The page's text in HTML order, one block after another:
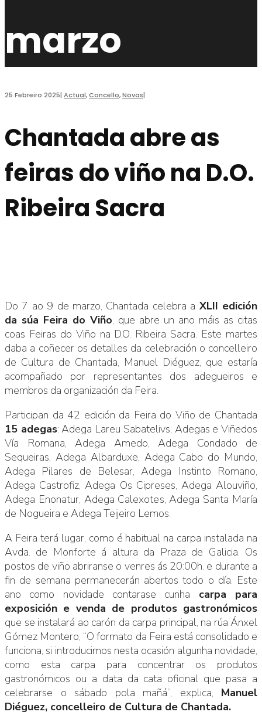
marzo
25 Febreiro 2025| Actual,Concello,Novas|
Chantada abre as
feiras do viño na D.O.
Ribeira Sacra
Do 7 ao 9 de marzo, Chantada celebra a XLII edición
da súa Feira do Viño, que abre un ano máis as citas
coas Feiras do Viño na D.O. Ribeira Sacra. Este martes
daba a coñecer os detalles da celebración o concelleiro
de Cultura de Chantada, Manuel Diéguez, que estaría
acompañado por representantes dos adegueiros e
membros da organización da Feira.
Participan da 42 edición da Feira do Viño de Chantada
15 adegas: Adega Lareu Sabatelivs, Adegas e Viñedos
Vía Romana, Adega Amedo, Adega Condado de
Sequeiras, Adega Albarduxe, Adega Cabo do Mundo,
Adega Pilares de Belesar, Adega Instinto Romano,
Adega Castrofiz, Adega Os Cipreses, Adega Alouviño,
Adega Enonatur, Adega Calexotes, Adega Santa María
de Nogueira e Adega Teijeiro Lemos.
A Feira terá lugar, como é habitual na carpa instalada na
Avda. de Monforte á altura da Praza de Galicia. Os
postos de viño abriranse o venres ás 20:00h. e durante a
fin de semana permanecerán abertos todo o día. Este
ano como novidade contarase cunha carpa para
exposición e venda de produtos gastronómicos
que se instalará ao carón da carpa principal, na rúa Ánxel
Gómez Montero, “O formato da Feira está consolidado e
funciona, si introducimos nesta ocasión algunha novidade,
como esta carpa para concentrar os produtos
gastronómicos ou a data da cata oficinal que pasa a
celebrarse o sábado pola mañá”, explica, Manuel
Diéguez, concelleiro de Cultura de Chantada.